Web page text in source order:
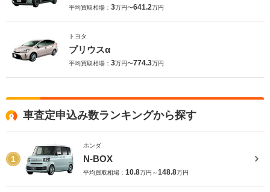
平均買取相場： 3万円〜641.2万円
トヨタ
プリウスα
平均買取相場： 3万円〜774.3万円
車査定申込み数ランキングから探す
1
ホンダ
N-BOX
平均買取相場： 10.8万円～148.8万円